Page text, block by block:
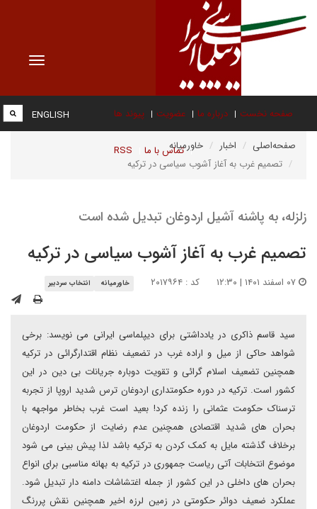
Toggle
صفحه نخست درباره ما عضویت پیوند ها
تماس با ما RSS
ENGLISH
صفحه‌اصلی اخبار
خاورمیانه
تصمیم غرب به آغاز آشوب سیاسی در ترکیه
زلزله، به پاشنه آشیل اردوغان تبدیل شده است
تصمیم غرب به آغاز آشوب سیاسی در ترکیه
کد : ۲۰۱۷۹۶۴ خاورمیانه انتخاب سردبیر
سید قاسم ذاکری در یادداشتی برای دیپلماسی ایرانی می نویسد: برخی
شواهد حاکی از میل و اراده غرب در تضعیف نظام اقتدارگرائی در ترکیه
همچنین تضعیف اسلام گرائی و تقویت دوباره جریانات بی دین در این
کشور است. ترکیه در دوره حکومتداری اردوغان ترس شدید اروپا از تجربه
ترسناک حکومت عثمانی را زنده کرد! بعید است غرب بخاطر مواجهه با
بحران های شدید اقتصادی همچنین عدم رضایت از حکومت اردوغان
برخلاف گذشته مایل به کمک کردن به ترکیه باشد لذا پیش بینی می شود
موضوع انتخابات آتی ریاست جمهوری در ترکیه به بهانه مناسبی برای انواع
بحران های داخلی در این کشور از جمله اغتشاشات دامنه دار تبدیل شود.
عملکرد ضعیف دوائر حکومتی در زمین لرزه اخیر همچنین نقش پررنگ